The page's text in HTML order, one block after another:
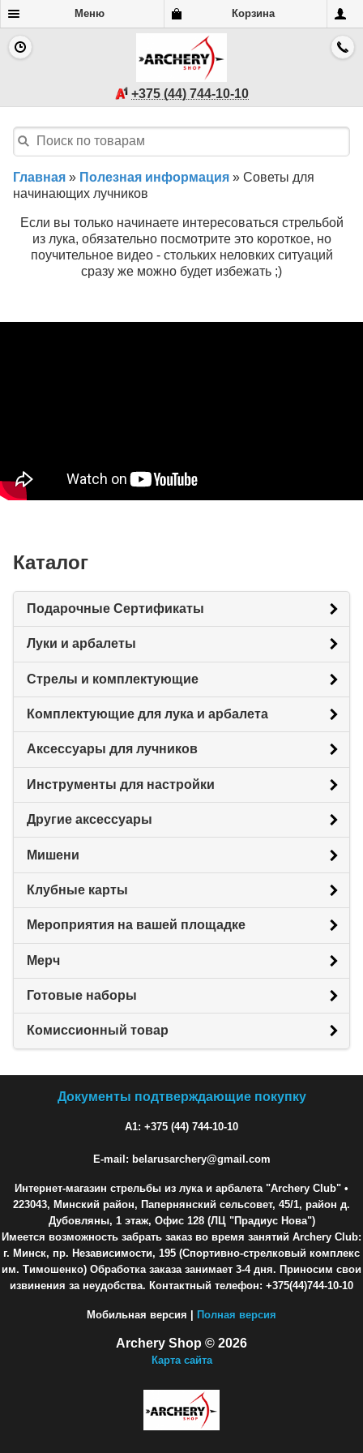
Меню Корзина
+375 (44) 744-10-10
Главная » Полезная информация » Советы для
начинающих лучников
Если вы только начинаете интересоваться стрельбой
из лука, обязательно посмотрите это короткое, но
поучительное видео - стольких неловких ситуаций
сразу же можно будет избежать ;)
Каталог
Подарочные Сертификаты
Луки и арбалеты
Стрелы и комплектующие
Комплектующие для лука и арбалета
Аксессуары для лучников
Инструменты для настройки
Другие аксессуары
Мишени
Клубные карты
Мероприятия на вашей площадке
Мерч
Готовые наборы
Комиссионный товар
Документы подтверждающие покупку
A1: +375 (44) 744-10-10
E-mail: belarusarchery@gmail.com
Интернет-магазин стрельбы из лука и арбалета "Archery Club" •
223043, Минский район, Папернянский сельсовет, 45/1, район д.
Дубовляны, 1 этаж, Офис 128 (ЛЦ "Прадиус Нова")
Имеется возможность забрать заказ во время занятий Archery Club:
г. Минск, пр. Независимости, 195 (Спортивно-стрелковый комплекс
им. Тимошенко) Обработка заказа занимает 3-4 дня. Приносим свои
извинения за неудобства. Контактный телефон: +375(44)744-10-10
Мобильная версия | Полная версия
Archery Shop © 2026
Карта сайта